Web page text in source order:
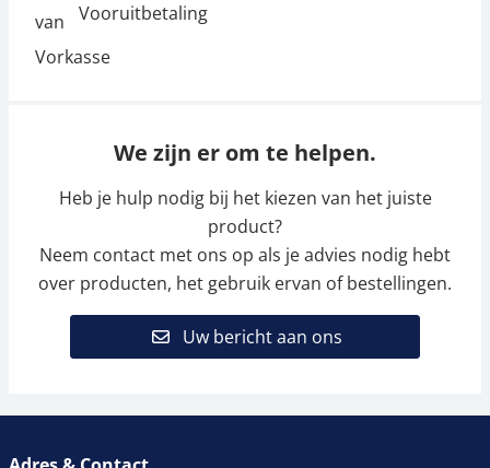
Vooruitbetaling
We zijn er om te helpen.
Heb je hulp nodig bij het kiezen van het juiste
product?
Neem contact met ons op als je advies nodig hebt
over producten, het gebruik ervan of bestellingen.
Uw bericht aan ons